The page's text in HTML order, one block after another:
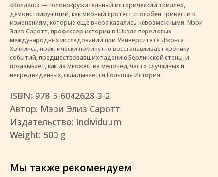
«Коллапс» — головокружительный исторический триллер,
демонстрирующий, как мирный протест способен привести к
изменениям, которые еще вчера казались невозможными. Мэри
Элиз Саротт, профессор истории в Школе передовых
международных исследований при Университете Джонса
Хопкинса, практически поминутно восстанавливает хронику
событий, предшествовавших падению Берлинской стены, и
показывает, как из множества мелочей, часто случайных и
непредвиденных, складывается Большая История.
ISBN: 978-5-6042628-3-2
Автор: Мэри Элиз Саротт
Издательство: Individuum
Weight: 500 g
Мы также рекомендуем